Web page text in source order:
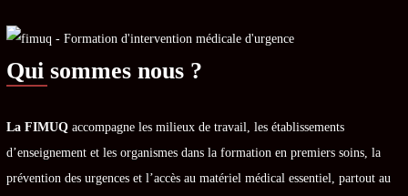
Qui sommes nous ?
La FIMUQ accompagne les milieux de travail, les établissements
d’enseignement et les organismes dans la formation en premiers soins, la
prévention des urgences et l’accès au matériel médical essentiel, partout au